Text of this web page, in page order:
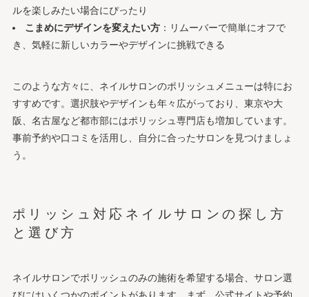
ルを楽しみたい場合にぴったり
こまめにデザインを変えたい方 ：リムーバーで簡単にオフで
き、気軽に新しいカラーやデザインに挑戦できる
このような方々に、ネイルサロンのポリッシュメニューは特にお
すすめです。選択肢やデザインも年々広がっており、東京や大
阪、名古屋など都市部にはポリッシュ専門店も増加しています。
事前予約や口コミを活用し、自分に合ったサロンを見つけましょ
う。
ポリッシュ対応ネイルサロンの探し方
と選び方
ネイルサロンでポリッシュのみの施術を希望する場合、サロン選